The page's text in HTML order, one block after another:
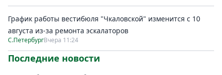
График работы вестибюля "Чкаловской" изменится с 10
августа из-за ремонта эскалаторов
С.ПетербургВчера 11:24
Последние новости